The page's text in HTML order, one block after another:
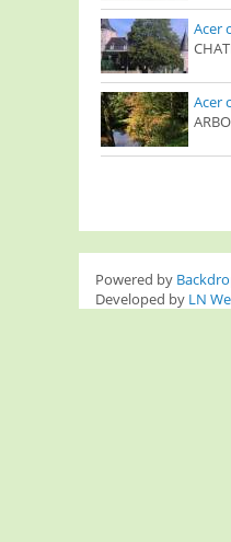
Acer
Acer
Powered by
Developed by LN